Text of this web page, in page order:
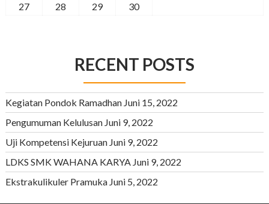
27
28 29 30
RECENT POSTS
Kegiatan Pondok Ramadhan Juni 15, 2022
Pengumuman Kelulusan Juni 9, 2022
Uji Kompetensi Kejuruan Juni 9, 2022
LDKS SMK WAHANA KARYA Juni 9, 2022
Ekstrakulikuler Pramuka Juni 5, 2022